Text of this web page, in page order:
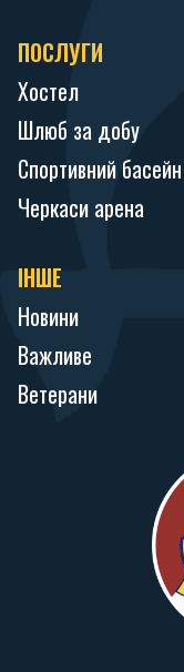
ПОСЛУГИ
Хостел
Шлюб за добу
Спортивний басейн
Черкаси арена
ІНШЕ
Новини
Важливе
Ветерани